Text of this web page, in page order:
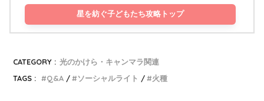
星を紡ぐ子どもたち攻略トップ
CATEGORY : 光のかけら・キャンマラ関連
TAGS :
Q&A ソーシャルライト 火種